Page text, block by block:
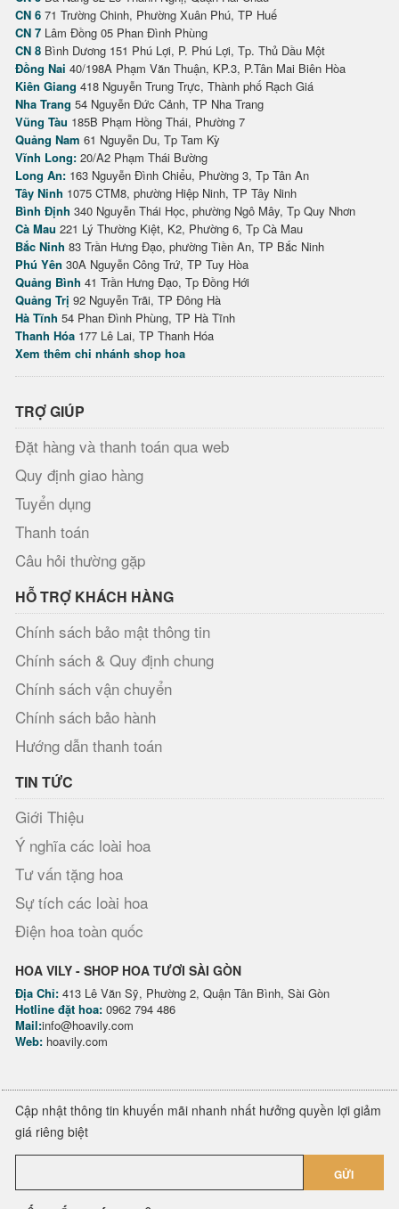
CN 6 71 Trường Chinh, Phường Xuân Phú, TP Huế
CN 7 Lâm Đồng 05 Phan Đình Phùng
CN 8 Bình Dương 151 Phú Lợi, P. Phú Lợi, Tp. Thủ Dầu Một
Đồng Nai 40/198A Phạm Văn Thuận, KP.3, P.Tân Mai Biên Hòa
Kiên Giang 418 Nguyễn Trung Trực, Thành phố Rạch Giá
Nha Trang 54 Nguyễn Đức Cảnh, TP Nha Trang
Vũng Tàu 185B Phạm Hồng Thái, Phường 7
Quảng Nam 61 Nguyễn Du, Tp Tam Kỳ
Vĩnh Long: 20/A2 Phạm Thái Bường
Long An: 163 Nguyễn Đình Chiểu, Phường 3, Tp Tân An
Tây Ninh 1075 CTM8, phường Hiệp Ninh, TP Tây Ninh
Bình Định 340 Nguyễn Thái Học, phường Ngô Mây, Tp Quy Nhơn
Cà Mau 221 Lý Thường Kiệt, K2, Phường 6, Tp Cà Mau
Bắc Ninh 83 Trần Hưng Đạo, phường Tiền An, TP Bắc Ninh
Phú Yên 30A Nguyễn Công Trứ, TP Tuy Hòa
Quảng Bình 41 Trần Hưng Đạo, Tp Đồng Hới
Quảng Trị 92 Nguyễn Trãi, TP Đông Hà
Hà Tĩnh 54 Phan Đình Phùng, TP Hà Tĩnh
Thanh Hóa 177 Lê Lai, TP Thanh Hóa
Xem thêm chi nhánh shop hoa
TRỢ GIÚP
Đặt hàng và thanh toán qua web
Quy định giao hàng
Tuyển dụng
Thanh toán
Câu hỏi thường gặp
HỖ TRỢ KHÁCH HÀNG
Chính sách bảo mật thông tin
Chính sách & Quy định chung
Chính sách vận chuyển
Chính sách bảo hành
Hướng dẫn thanh toán
TIN TỨC
Giới Thiệu
Ý nghĩa các loài hoa
Tư vấn tặng hoa
Sự tích các loài hoa
Điện hoa toàn quốc
HOA VILY - SHOP HOA TƯƠI SÀI GÒN
Địa Chỉ: 413 Lê Văn Sỹ, Phường 2, Quận Tân Bình, Sài Gòn
Hotline đặt hoa: 0962 794 486
Mail:info@hoavily.com
Web: hoavily.com
Cập nhật thông tin khuyến mãi nhanh nhất hưởng quyền lợi giảm
giá riêng biệt
GỬI